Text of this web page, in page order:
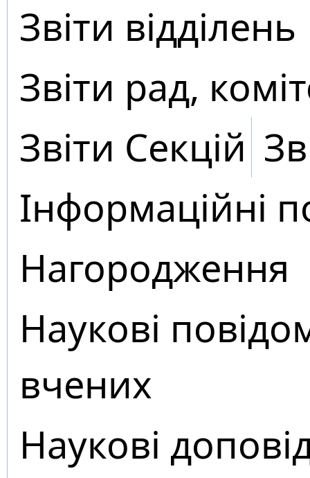
Звіти відділень
Звіти рад,
Звіти Секцій
Інформаційні
Нагородження
Наукові
вчених
Наукові